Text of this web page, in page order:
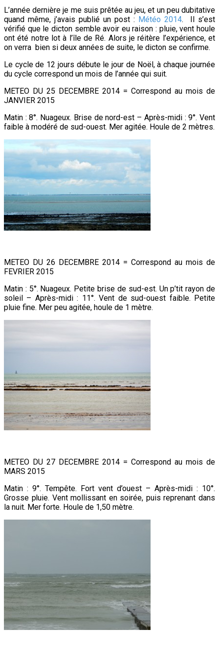
L’année dernière je me suis prêtée au jeu, et un peu dubitative
quand même, j’avais publié un post : Météo 2014. Il s’est
vérifié que le dicton semble avoir eu raison : pluie, vent houle
ont été notre lot à l’île de Ré. Alors je réitère l’expérience, et
on verra bien si deux années de suite, le dicton se confirme.
Le cycle de 12 jours débute le jour de Noël, à chaque journée
du cycle correspond un mois de l’année qui suit.
METEO DU 25 DECEMBRE 2014 = Correspond au mois de
JANVIER 2015
Matin : 8°. Nuageux. Brise de nord-est – Après-midi : 9°. Vent
faible à modéré de sud-ouest. Mer agitée. Houle de 2 mètres.
METEO DU 26 DECEMBRE 2014 = Correspond au mois de
FEVRIER 2015
Matin : 5°. Nuageux. Petite brise de sud-est. Un p’tit rayon de
soleil – Après-midi : 11°. Vent de sud-ouest faible. Petite
pluie fine. Mer peu agitée, houle de 1 mètre.
METEO DU 27 DECEMBRE 2014 = Correspond au mois de
MARS 2015
Matin : 9°. Tempête. Fort vent d’ouest – Après-midi : 10°.
Grosse pluie. Vent mollissant en soirée, puis reprenant dans
la nuit. Mer forte. Houle de 1,50 mètre.